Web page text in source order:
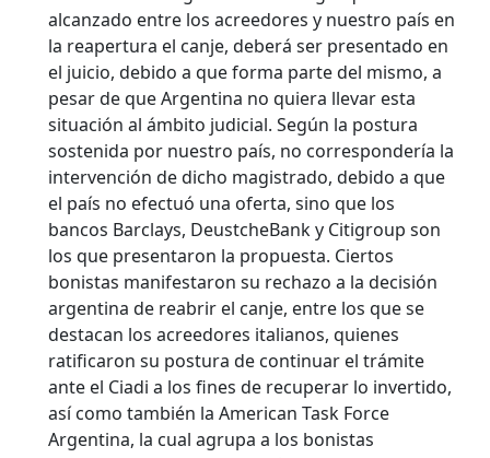
alcanzado entre los acreedores y nuestro país en
la reapertura el canje, deberá ser presentado en
el juicio, debido a que forma parte del mismo, a
pesar de que Argentina no quiera llevar esta
situación al ámbito judicial. Según la postura
sostenida por nuestro país, no correspondería la
intervención de dicho magistrado, debido a que
el país no efectuó una oferta, sino que los
bancos Barclays, DeustcheBank y Citigroup son
los que presentaron la propuesta. Ciertos
bonistas manifestaron su rechazo a la decisión
argentina de reabrir el canje, entre los que se
destacan los acreedores italianos, quienes
ratificaron su postura de continuar el trámite
ante el Ciadi a los fines de recuperar lo invertido,
así como también la American Task Force
Argentina, la cual agrupa a los bonistas